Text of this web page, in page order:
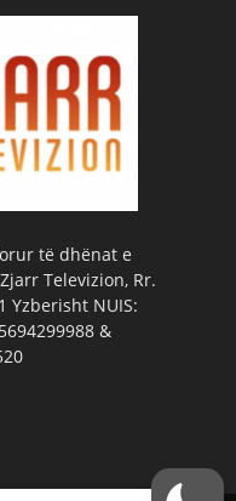
të dhënat e
Televizion, Rr.
Yzberisht NUIS:
&